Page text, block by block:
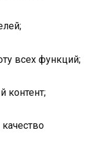
всех функций;
контент;